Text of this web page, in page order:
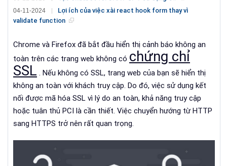
04-11-2024
Lợi ích của việc xài react hook form thay vì
validate function
Chrome và Firefox đã bắt đầu hiển thị cảnh báo không an
toàn trên các trang web không có chứng chỉ
SSL . Nếu không có SSL, trang web của bạn sẽ hiển thị
không an toàn với khách truy cập. Do đó, việc sử dụng kết
nối được mã hóa SSL vì lý do an toàn, khả năng truy cập
hoặc tuân thủ PCI là cần thiết. Việc chuyển hướng từ HTTP
sang HTTPS trở nên rất quan trọng.